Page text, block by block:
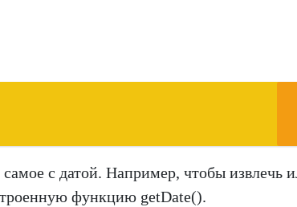
с датой. Например, чтобы извлечь
функцию getDate().